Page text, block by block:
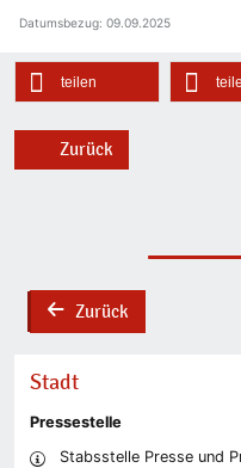
Datumsbezug: 09.09.2025
teilen
Zurück
backZurück
Stadt
Pressestelle
Stabsstelle Presse und